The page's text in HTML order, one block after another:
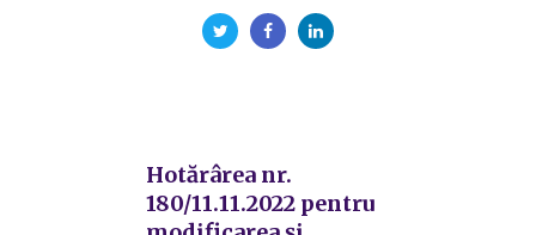
Hotărârea nr.
180/11.11.2022 pentru